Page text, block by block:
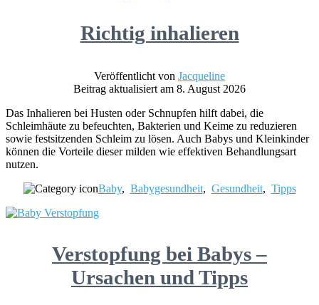
Richtig inhalieren
Veröffentlicht von Jacqueline
Beitrag aktualisiert am 8. August 2026
Das Inhalieren bei Husten oder Schnupfen hilft dabei, die
Schleimhäute zu befeuchten, Bakterien und Keime zu reduzieren
sowie festsitzenden Schleim zu lösen. Auch Babys und Kleinkinder
können die Vorteile dieser milden wie effektiven Behandlungsart
nutzen.
Baby, Babygesundheit, Gesundheit, Tipps
Verstopfung bei Babys –
Ursachen und Tipps